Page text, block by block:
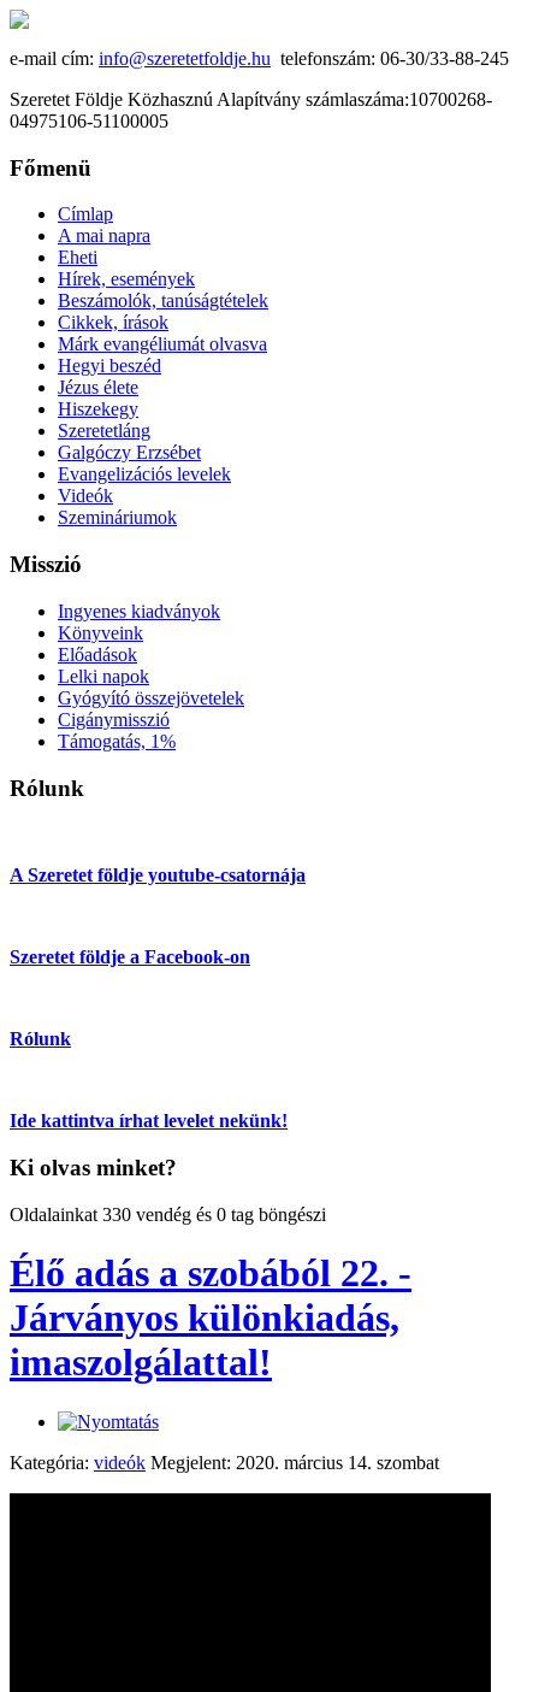
e-mail cím: info@szeretetfoldje.hu telefonszám: 06-30/33-88-245
Szeretet Földje Közhasznú Alapítvány számlaszáma:10700268-
04975106-51100005
Főmenü
Címlap
A mai napra
Eheti
Hírek, események
Beszámolók, tanúságtételek
Cikkek, írások
Márk evangéliumát olvasva
Hegyi beszéd
Jézus élete
Hiszekegy
Szeretetláng
Galgóczy Erzsébet
Evangelizációs levelek
Videók
Szemináriumok
Misszió
Ingyenes kiadványok
Könyveink
Előadások
Lelki napok
Gyógyító összejövetelek
Cigánymisszió
Támogatás, 1%
Rólunk
A Szeretet földje youtube-csatornája
Szeretet földje a Facebook-on
Rólunk
Ide kattintva írhat levelet nekünk!
Ki olvas minket?
Oldalainkat 330 vendég és 0 tag böngészi
Élő adás a szobából 22. -
Járványos különkiadás,
imaszolgálattal!
Kategória: videók Megjelent: 2020. március 14. szombat